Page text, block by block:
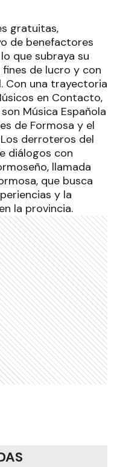
gratuitas,
de benefactores
que subraya su
de lucro y con
Con una trayectoria
en Contacto,
Música Española
de Formosa y el
derroteros del
diálogos con
llamada
que busca
y la
la provincia.